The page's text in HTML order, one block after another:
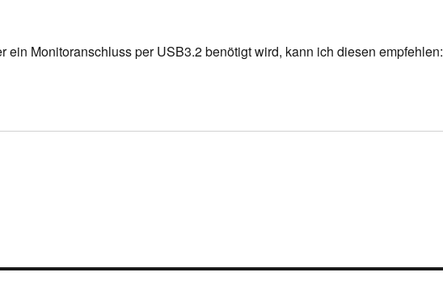
ein Monitoranschluss per USB3.2 benötigt wird, kann ich diesen empfehlen: